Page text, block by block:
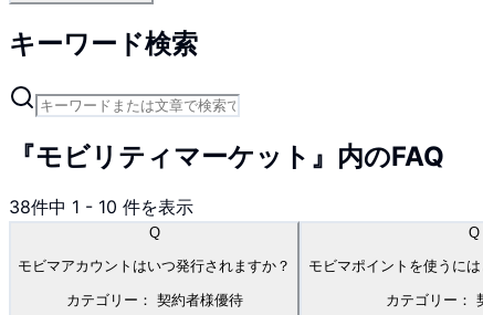
キーワード検索
『モビリティマーケット』内のFAQ
38件中 1 - 10 件を表示
Q
モビマアカウントはいつ発行されますか？
カテゴリー： 契約者様優待
Q
モビマポイントを使うに
カテゴリー：